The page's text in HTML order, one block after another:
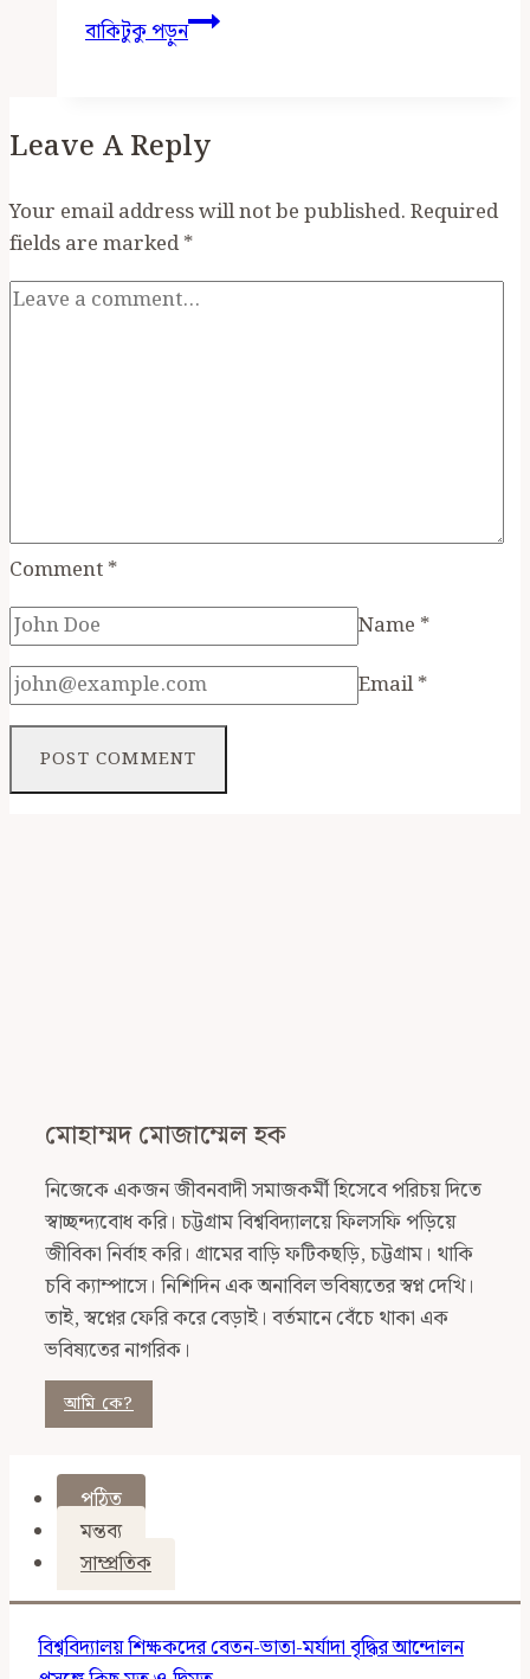
বাকিটুকু পড়ুনসুফিবাদকে
কেন
আর
চলি
Leave A Reply
Your email address will not be published.Required
fields are marked*
Comment*
Name *
Email*
মোহাম্মদ মোজাম্মেল হক
নিজেকে একজন জীবনবাদী সমাজকর্মী হিসেবে পরিচয় দিতে
স্বাচ্ছন্দ্যবোধ করি। চট্টগ্রাম বিশ্ববিদ্যালয়ে ফিলসফি পড়িয়ে
জীবিকা নির্বাহ করি। গ্রামের বাড়ি ফটিকছড়ি, চট্টগ্রাম। থাকি
চবি ক্যাম্পাসে। নিশিদিন এক অনাবিল ভবিষ্যতের স্বপ্ন দেখি।
তাই, স্বপ্নের ফেরি করে বেড়াই। বর্তমানে বেঁচে থাকা এক
ভবিষ্যতের নাগরিক।
আমি কে?
পঠিত
মন্তব্য
সাম্প্রতিক
বিশ্ববিদ্যালয় শিক্ষকদের বেতন-ভাতা-মর্যাদা বৃদ্ধির আন্দোলন